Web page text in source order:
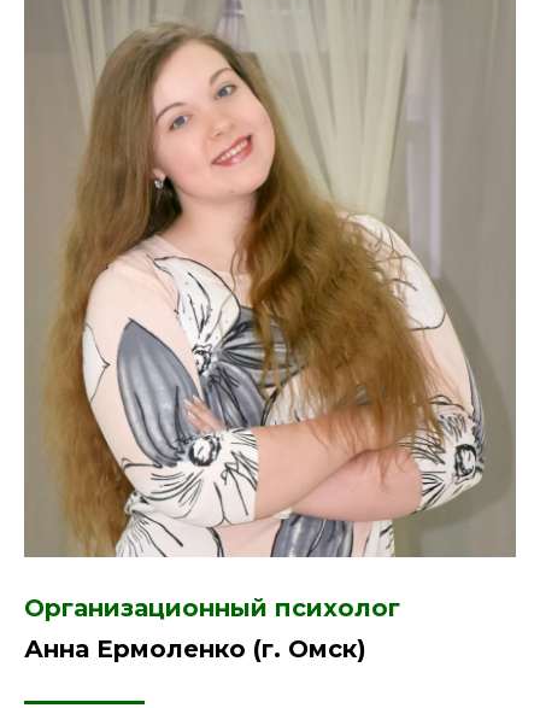
Организационный психолог
Анна Ермоленко (г. Омск)